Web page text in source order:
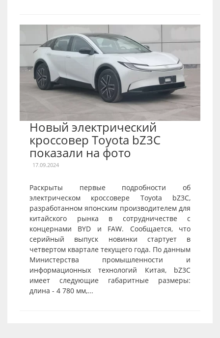
Новый электрический
кроссовер Toyota bZ3C
показали на фото
17.09.2024
Раскрыты первые подробности об
электрическом кроссовере Toyota bZ3C,
разработанном японским производителем для
китайского рынка в сотрудничестве с
концернами BYD и FAW. Сообщается, что
серийный выпуск новинки стартует в
четвертом квартале текущего года. По данным
Министерства промышленности и
информационных технологий Китая, bZ3C
имеет следующие габаритные размеры:
длина - 4 780 мм,...